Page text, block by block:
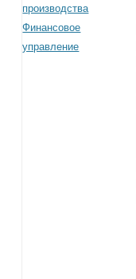
производства
Финансовое
управление